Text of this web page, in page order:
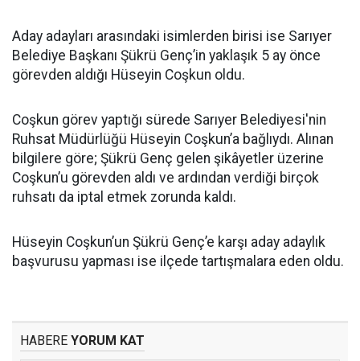
Aday adayları arasındaki isimlerden birisi ise Sarıyer
Belediye Başkanı Şükrü Genç’in yaklaşık 5 ay önce
görevden aldığı Hüseyin Coşkun oldu.
Coşkun görev yaptığı sürede Sarıyer Belediyesi'nin
Ruhsat Müdürlüğü Hüseyin Coşkun’a bağlıydı. Alınan
bilgilere göre; Şükrü Genç gelen şikâyetler üzerine
Coşkun’u görevden aldı ve ardından verdiği birçok
ruhsatı da iptal etmek zorunda kaldı.
Hüseyin Coşkun’un Şükrü Genç’e karşı aday adaylık
başvurusu yapması ise ilçede tartışmalara eden oldu.
HABERE YORUM KAT